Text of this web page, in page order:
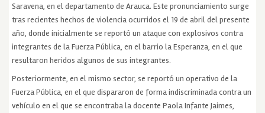
Saravena, en el departamento de Arauca. Este pronunciamiento surge
tras recientes hechos de violencia ocurridos el 19 de abril del presente
año, donde inicialmente se reportó un ataque con explosivos contra
integrantes de la Fuerza Pública, en el barrio la Esperanza, en el que
resultaron heridos algunos de sus integrantes.
Posteriormente, en el mismo sector, se reportó un operativo de la
Fuerza Pública, en el que dispararon de forma indiscriminada contra un
vehículo en el que se encontraba la docente Paola Infante Jaimes,